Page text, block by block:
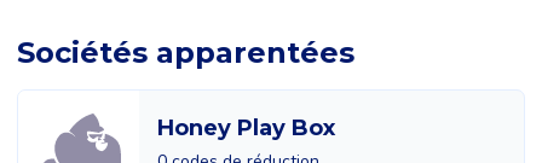
Sociétés apparentées
Honey Play Box